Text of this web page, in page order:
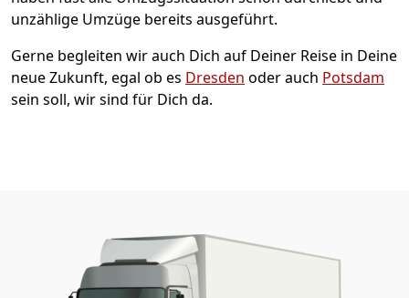
unzählige Umzüge bereits ausgeführt.
Gerne begleiten wir auch Dich auf Deiner Reise in Deine
neue Zukunft, egal ob es Dresden oder auch Potsdam
sein soll, wir sind für Dich da.